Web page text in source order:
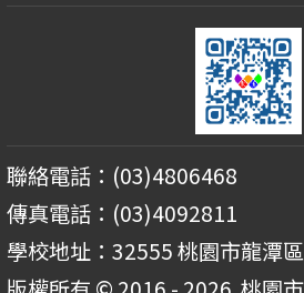
聯絡電話：(03)4806468
傳真電話：(03)4092811
學校地址：32555 桃園市龍潭